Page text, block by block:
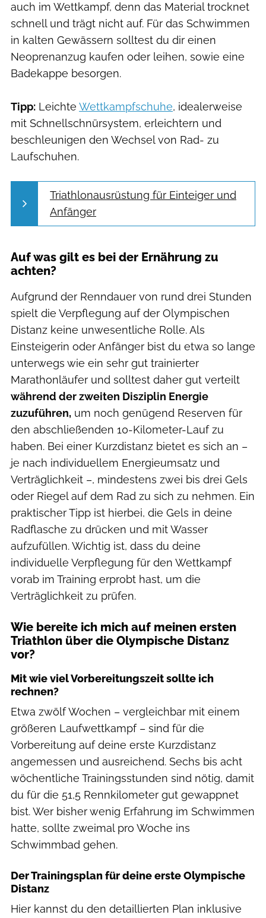
auch im Wettkampf, denn das Material trocknet
schnell und trägt nicht auf. Für das Schwimmen
in kalten Gewässern solltest du dir einen
Neoprenanzug kaufen oder leihen, sowie eine
Badekappe besorgen.
Tipp: Leichte Wettkampfschuhe, idealerweise
mit Schnellschnürsystem, erleichtern und
beschleunigen den Wechsel von Rad- zu
Laufschuhen.
Triathlonausrüstung für Einteiger und
Anfänger
Auf was gilt es bei der Ernährung zu
achten?
Aufgrund der Renndauer von rund drei Stunden
spielt die Verpflegung auf der Olympischen
Distanz keine unwesentliche Rolle. Als
Einsteigerin oder Anfänger bist du etwa so lange
unterwegs wie ein sehr gut trainierter
Marathonläufer und solltest daher gut verteilt
während der zweiten Disziplin Energie
zuzuführen, um noch genügend Reserven für
den abschließenden 10-Kilometer-Lauf zu
haben. Bei einer Kurzdistanz bietet es sich an –
je nach individuellem Energieumsatz und
Verträglichkeit –, mindestens zwei bis drei Gels
oder Riegel auf dem Rad zu sich zu nehmen. Ein
praktischer Tipp ist hierbei, die Gels in deine
Radflasche zu drücken und mit Wasser
aufzufüllen. Wichtig ist, dass du deine
individuelle Verpflegung für den Wettkampf
vorab im Training erprobt hast, um die
Verträglichkeit zu prüfen.
Wie bereite ich mich auf meinen ersten
Triathlon über die Olympische Distanz
vor?
Mit wie viel Vorbereitungszeit sollte ich
rechnen?
Etwa zwölf Wochen – vergleichbar mit einem
größeren Laufwettkampf – sind für die
Vorbereitung auf deine erste Kurzdistanz
angemessen und ausreichend. Sechs bis acht
wöchentliche Trainingsstunden sind nötig, damit
du für die 51,5 Rennkilometer gut gewappnet
bist. Wer bisher wenig Erfahrung im Schwimmen
hatte, sollte zweimal pro Woche ins
Schwimmbad gehen.
Der Trainingsplan für deine erste Olympische
Distanz
Hier kannst du den detaillierten Plan inklusive